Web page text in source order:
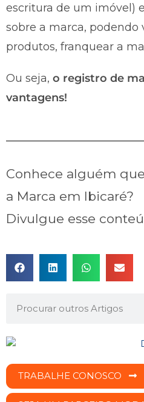
escritura de um imóvel)
sobre a marca, podendo
produtos, franquear a
Ou seja, o registro de
vantagens!
Conhece alguém
a Marca em Ibicaré?
Divulgue esse
TRABALHE CONOSCO